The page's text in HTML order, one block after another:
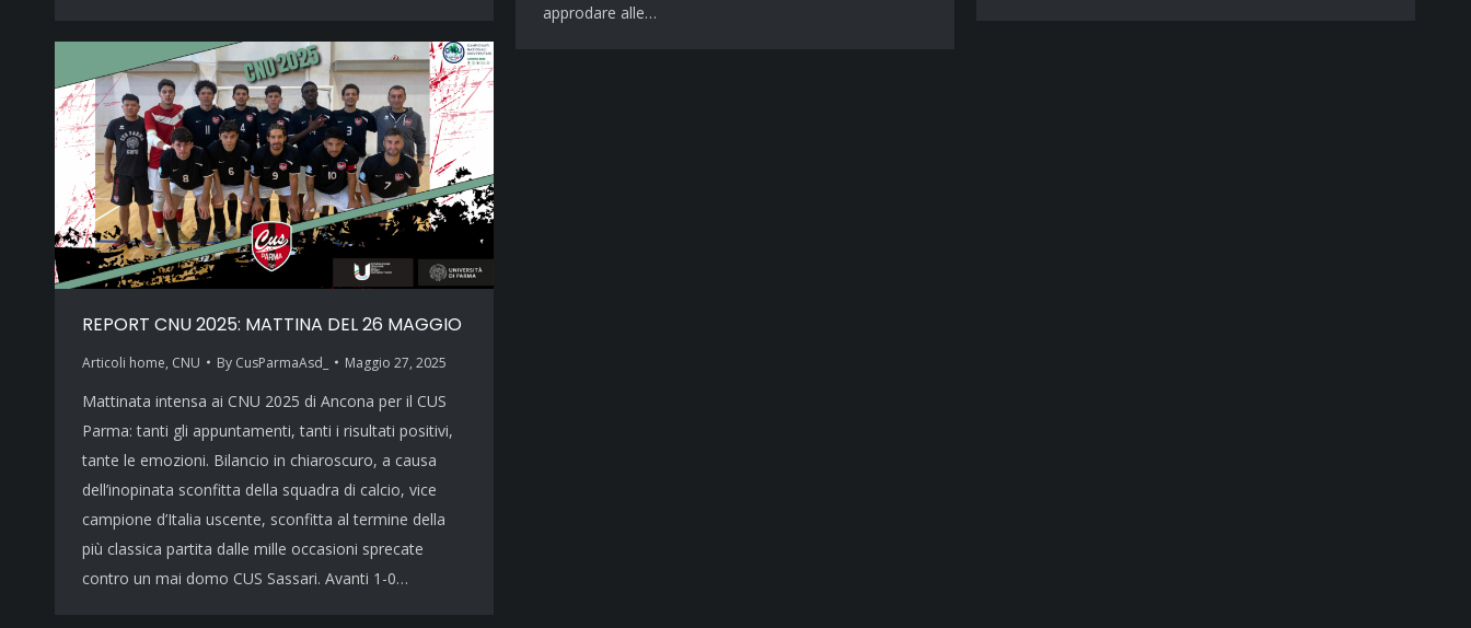
approdare alle…
REPORT CNU 2025: MATTINA DEL 26 MAGGIO
Articoli home, CNU By CusParmaAsd_ Maggio 27, 2025
Mattinata intensa ai CNU 2025 di Ancona per il CUS
Parma: tanti gli appuntamenti, tanti i risultati positivi,
tante le emozioni. Bilancio in chiaroscuro, a causa
dell’inopinata sconfitta della squadra di calcio, vice
campione d’Italia uscente, sconfitta al termine della
più classica partita dalle mille occasioni sprecate
contro un mai domo CUS Sassari. Avanti 1-0…